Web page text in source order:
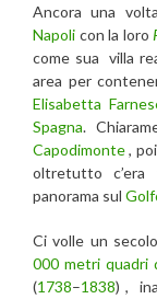
Ancora una
Napoli con la loro
come sua villa
area per
Elisabetta
Spagna.
Capodimonte,
oltretutto
panorama sul
Ci volle un
000 metri quadri
(1738–1838) ,